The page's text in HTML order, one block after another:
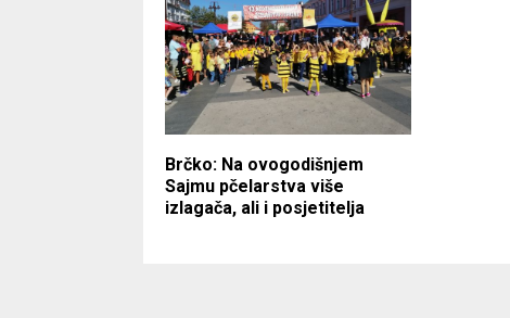
Brčko: Na ovogodišnjem
Sajmu pčelarstva više
izlagača, ali i posjetitelja